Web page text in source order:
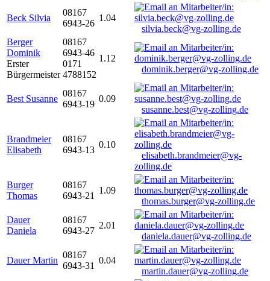
Beck Silvia
08167
6943-26
1.04
silvia.beck@vg-zolling.de
Berger
Dominik
Erster
Bürgermeister
08167
6943-46
0171
4788152
1.12
dominik.berger@vg-zolling.de
Best Susanne
08167
6943-19
0.09
susanne.best@vg-zolling.de
Brandmeier
Elisabeth
08167
6943-13
0.10
elisabeth.brandmeier@vg-
zolling.de
Burger
Thomas
08167
6943-21
1.09
thomas.burger@vg-zolling.de
Dauer
Daniela
08167
6943-27
2.01
daniela.dauer@vg-zolling.de
Dauer Martin
08167
6943-31
0.04
martin.dauer@vg-zolling.de